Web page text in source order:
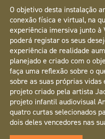
O objetivo desta instalação
conexão física e virtual, na
experiência imersiva junto à
poderá registar os seus
experiência de realidade
planejado e criado com o
faça uma reflexão sobre o
sobre as suas próprias vidas
projeto criado pela artista
projeto infantil audiovisual
quatro curtas selecionados
dois deles vencedores nas